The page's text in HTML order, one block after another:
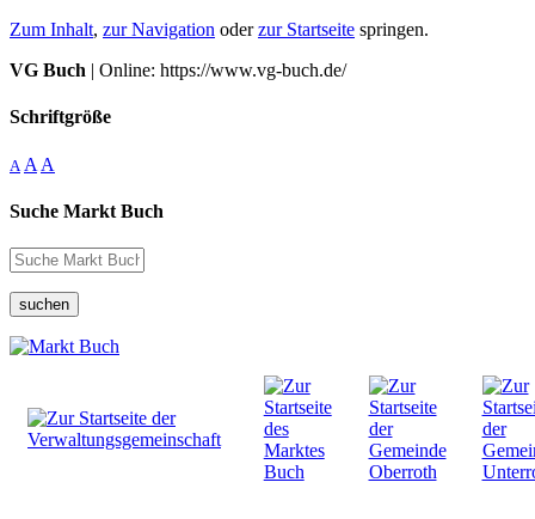
Zum Inhalt, zur Navigation oderzur Startseite springen.
VG Buch | Online: https://www.vg-buch.de/
Schriftgröße
A A A
Suche Markt Buch
suchen